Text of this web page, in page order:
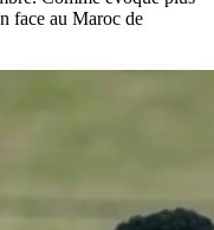
face au Maroc de